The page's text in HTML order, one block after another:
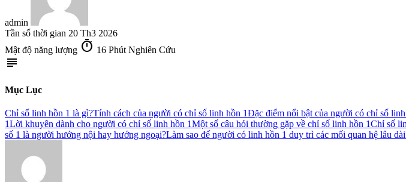
admin
Tần số thời gian 20 Th3 2026
Mật độ năng lượng timer 16 Phút Nghiên Cứu
subject
Mục Lục
Chỉ số linh hồn 1 là gì?Tính cách của người có chỉ số linh hồn 1Đặc điểm nổi bật của người có chỉ số linh
1Lời khuyên dành cho người có chỉ số linh hồn 1Một số câu hỏi thường gặp về chỉ số linh hồn 1Chỉ số
số 1 là người hướng nội hay hướng ngoại?Làm sao để người có linh hồn 1 duy trì các mối quan hệ lâu